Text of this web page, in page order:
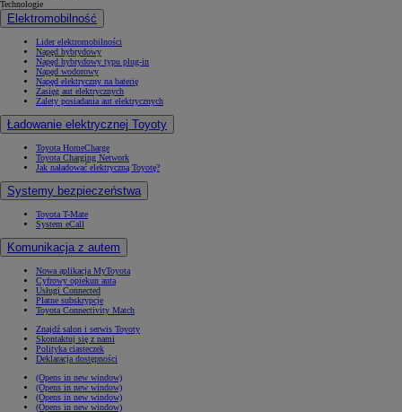
Technologie
Elektromobilność
Lider elektromobilności
Napęd hybrydowy
Napęd hybrydowy typu plug-in
Napęd wodorowy
Napęd elektryczny na baterię
Zasięg aut elektrycznych
Zalety posiadania aut elektrycznych
Ładowanie elektrycznej Toyoty
Toyota HomeCharge
Toyota Charging Network
Jak naładować elektryczną Toyotę?
Systemy bezpieczeństwa
Toyota T-Mate
System eCall
Komunikacja z autem
Nowa aplikacja MyToyota
Cyfrowy opiekun auta
Usługi Connected
Płatne subskrypcje
Toyota Connectivity Match
Znajdź salon i serwis Toyoty
Skontaktuj się z nami
Polityka ciasteczek
Deklaracja dostępności
(Opens in new window)
(Opens in new window)
(Opens in new window)
(Opens in new window)